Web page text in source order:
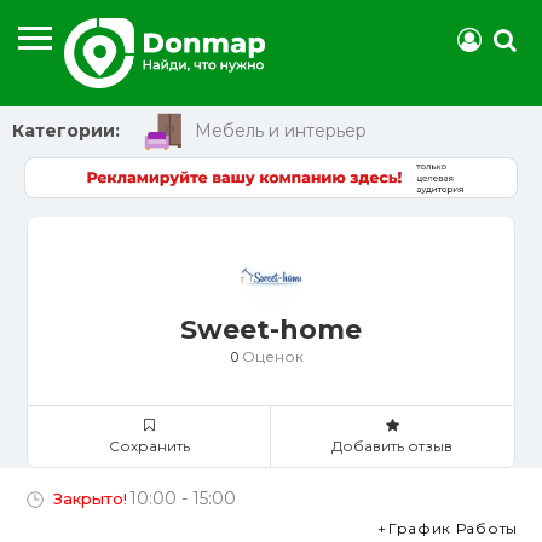
Категории:
Мебель и интерьер
Корпусная мебель
Мебель в гостиную
Мебель для спальни
Sweet-home
0 Оценок
Сохранить Добавить отзыв
Закрыто!10:00 - 15:00
График Работы